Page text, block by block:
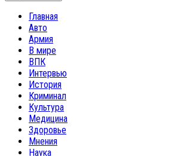
Главная
Авто
Армия
В мире
ВПК
Интервью
История
Криминал
Культура
Медицина
Здоровье
Мнения
Наука